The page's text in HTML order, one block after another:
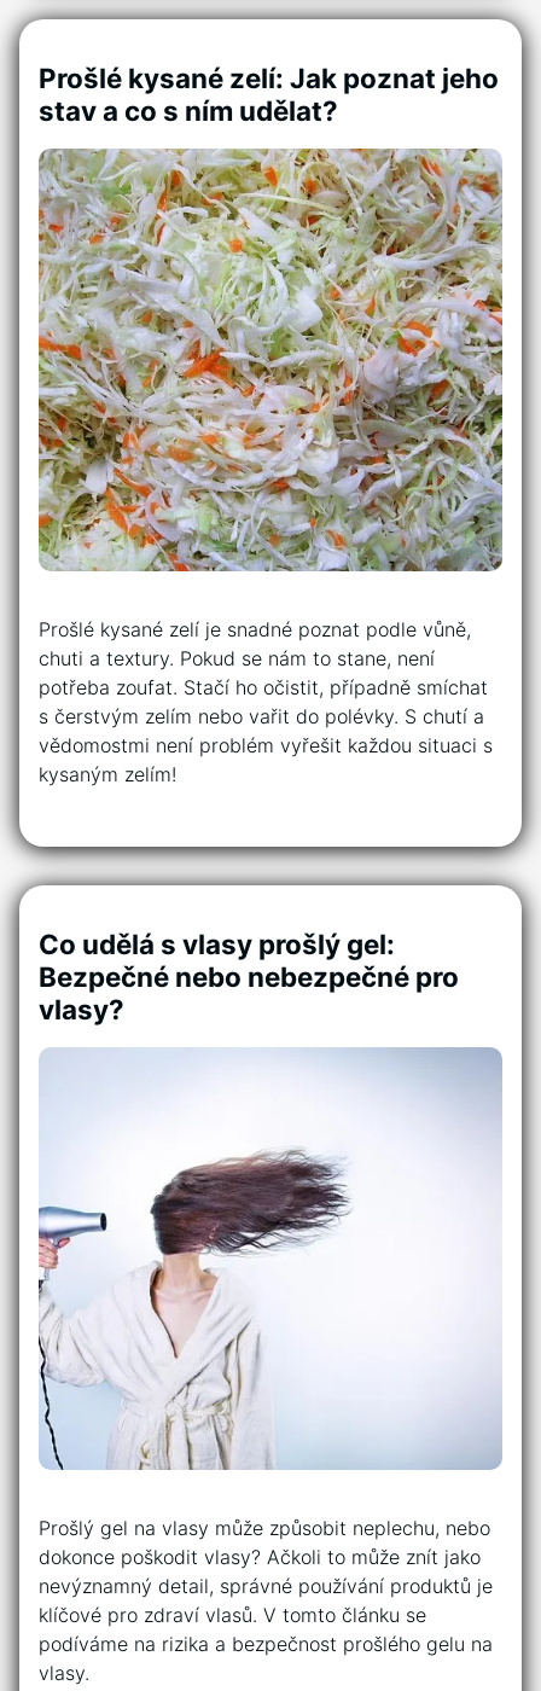
Prošlé kysané zelí: Jak poznat jeho
stav a co s ním udělat?
Prošlé kysané zelí je snadné poznat podle vůně,
chuti a textury. Pokud se nám to stane, není
potřeba zoufat. Stačí ho očistit, případně smíchat
s čerstvým zelím nebo vařit do polévky. S chutí a
vědomostmi není problém vyřešit každou situaci s
kysaným zelím!
Co udělá s vlasy prošlý gel:
Bezpečné nebo nebezpečné pro
vlasy?
Prošlý gel na vlasy může způsobit neplechu, nebo
dokonce poškodit vlasy? Ačkoli to může znít jako
nevýznamný detail, správné používání produktů je
klíčové pro zdraví vlasů. V tomto článku se
podíváme na rizika a bezpečnost prošlého gelu na
vlasy.